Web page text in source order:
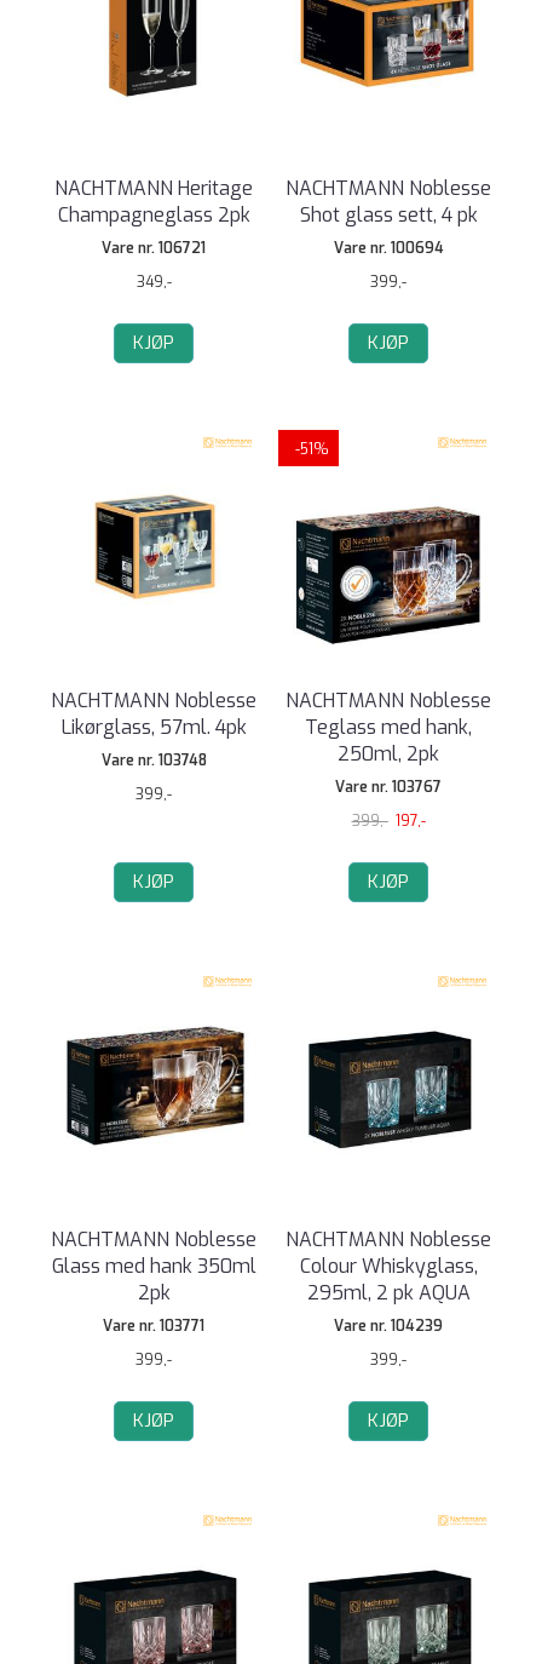
NACHTMANN Heritage
Champagneglass 2pk
Vare nr. 106721
349,-
KJØP
NACHTMANN Noblesse
Shot glass sett, 4 pk
Vare nr. 100694
399,-
KJØP
NACHTMANN Noblesse
Likørglass, 57ml. 4pk
Vare nr. 103748
399,-
KJØP
-51%
NACHTMANN Noblesse
Teglass med hank,
250ml, 2pk
Vare nr. 103767
399,- 197,-
KJØP
NACHTMANN Noblesse
Glass med hank 350ml
2pk
Vare nr. 103771
399,-
KJØP
NACHTMANN Noblesse
Colour Whiskyglass,
295ml, 2 pk AQUA
Vare nr. 104239
399,-
KJØP